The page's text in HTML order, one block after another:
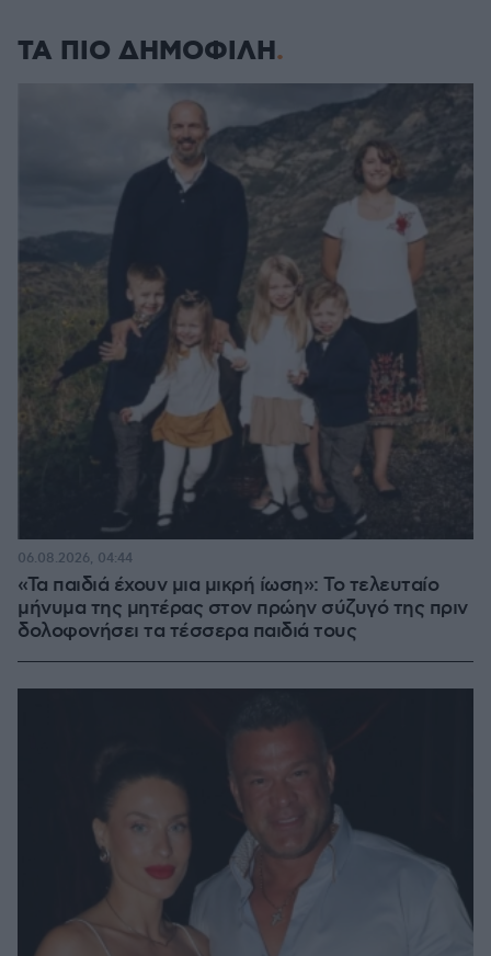
ΤΑ ΠΙΟ ΔΗΜΟΦΙΛΗ
«Τα παιδιά έχουν μια μικρή ίωση»: Το τελευταίο
μήνυμα της μητέρας στον πρώην σύζυγό της πριν
δολοφονήσει τα τέσσερα παιδιά τους
06.08.2026, 04:44